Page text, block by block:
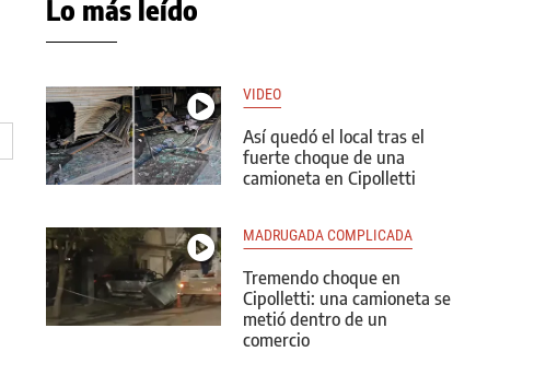
Lo más leído
VIDEO
Así quedó el local tras el
fuerte choque de una
camioneta en Cipolletti
MADRUGADA COMPLICADA
Tremendo choque en
Cipolletti: una camioneta se
metió dentro de un
comercio